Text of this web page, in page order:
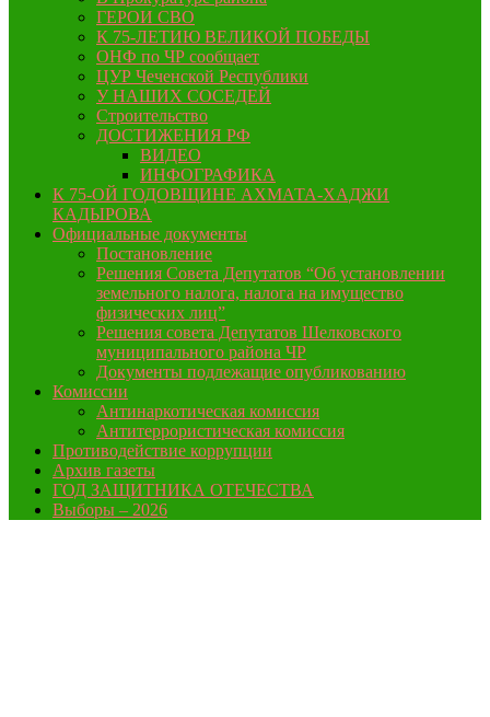
ГЕРОИ СВО
К 75-ЛЕТИЮ ВЕЛИКОЙ ПОБЕДЫ
ОНФ по ЧР сообщает
ЦУР Чеченской Республики
У НАШИХ СОСЕДЕЙ
Строительство
ДОСТИЖЕНИЯ РФ
ВИДЕО
ИНФОГРАФИКА
К 75-ОЙ ГОДОВЩИНЕ АХМАТА-ХАДЖИ
КАДЫРОВА
Официальные документы
Постановление
Решения Совета Депутатов “Об установлении
земельного налога, налога на имущество
физических лиц”
Решения совета Депутатов Шелковского
муниципального района ЧР
Документы подлежащие опубликованию
Комиссии
Антинаркотическая комиссия
Антитеррористическая комиссия
Противодействие коррупции
Архив газеты
ГОД ЗАЩИТНИКА ОТЕЧЕСТВА
Выборы – 2026